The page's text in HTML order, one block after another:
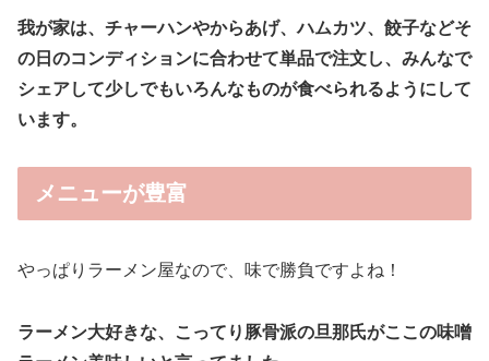
我が家は、チャーハンやからあげ、ハムカツ、餃子などそ
の日のコンディションに合わせて単品で注文し、みんなで
シェアして少しでもいろんなものが食べられるようにして
います。
メニューが豊富
やっぱりラーメン屋なので、味で勝負ですよね！
ラーメン大好きな、こってり豚骨派の旦那氏がここの味噌